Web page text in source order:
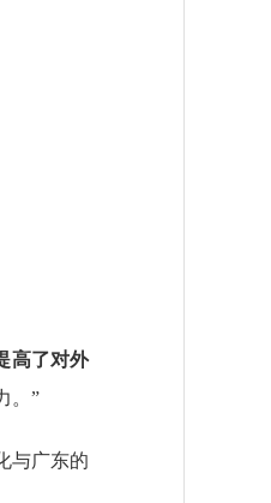
高了对外
。”
与广东的